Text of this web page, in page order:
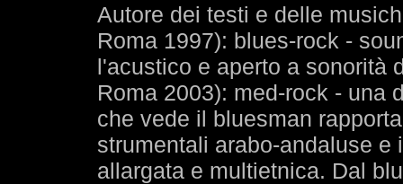
Autore dei testi e delle
Roma 1997): blues-rock -
l'acustico e aperto a sonorità
Roma 2003): med-rock - una
che vede il bluesman
strumentali arabo-andaluse
allargata e multietnica. Dal